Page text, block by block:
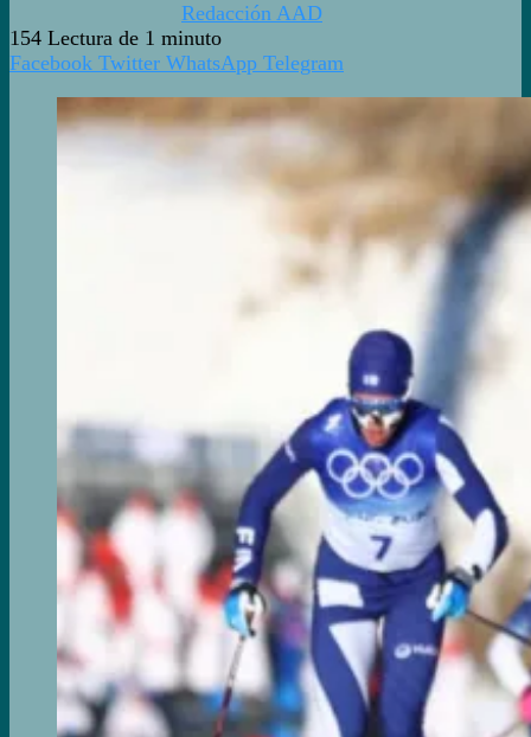
Redacción AAD
154 Lectura de 1 minuto
Facebook Twitter WhatsApp Telegram